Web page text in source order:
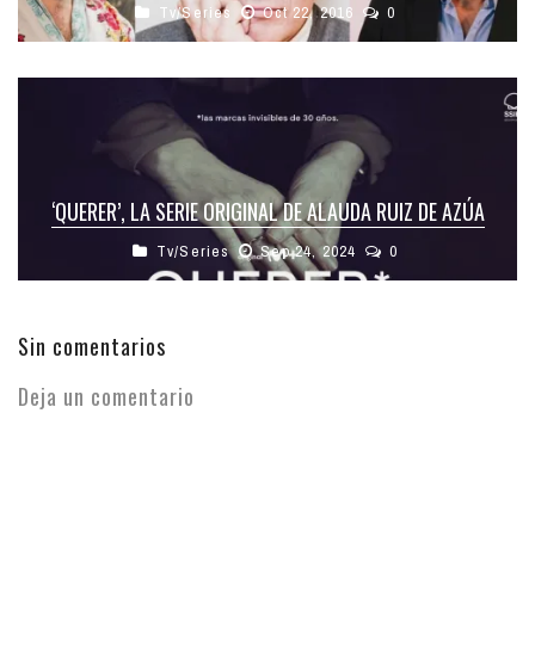
Tv/Series Oct 22, 2016 0
‘QUERER’, LA SERIE ORIGINAL DE ALAUDA RUIZ DE AZÚA
Tv/Series Sep 24, 2024 0
Sin comentarios
Deja un comentario